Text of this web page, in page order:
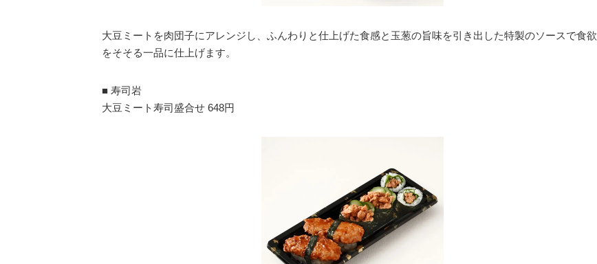
大豆ミートを肉団子にアレンジし、ふんわりと仕上げた食感と玉葱の旨味を引き出した特製のソースで食欲
をそそる一品に仕上げます。
■ 寿司岩
大豆ミート寿司盛合せ 648円